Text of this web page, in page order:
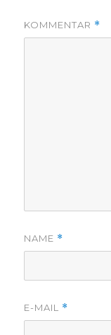
KOMMENTAR *
NAME *
E-MAIL *